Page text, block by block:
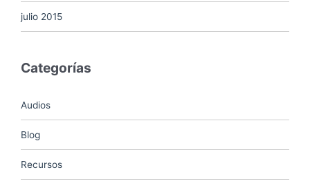
julio 2015
Categorías
Audios
Blog
Recursos